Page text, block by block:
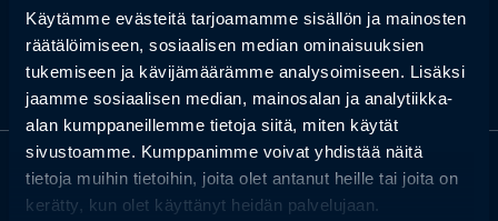
Käytämme evästeitä tarjoamamme sisällön ja mainosten
räätälöimiseen, sosiaalisen median ominaisuuksien
tukemiseen ja kävijämäärämme analysoimiseen. Lisäksi
jaamme sosiaalisen median, mainosalan ja analytiikka-
alan kumppaneillemme tietoja siitä, miten käytät
sivustoamme. Kumppanimme voivat yhdistää näitä
tietoja muihin tietoihin, joita olet antanut heille tai joita on
kerätty, kun olet käyttänyt heidän palvelujaan.
toimintojen viestintäjohtajana ja työskennellyt pitkään
toimittajana mm. Ylellä ja Nelosen Uutisissa.
OTA YHTEYTTÄ
Keilaranta 1 A, 02150 Espoo